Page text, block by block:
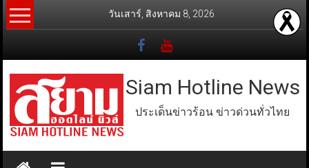
Skip
to
วันเสาร์, สิงหาคม 8, 2026
Siam Hotline News
ประเด็นข่าวร้อน ข่าวด่วนทั่วไทย